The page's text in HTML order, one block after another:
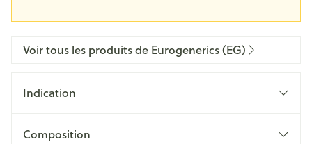
Voir tous les produits de Eurogenerics (EG)
Indication
Composition